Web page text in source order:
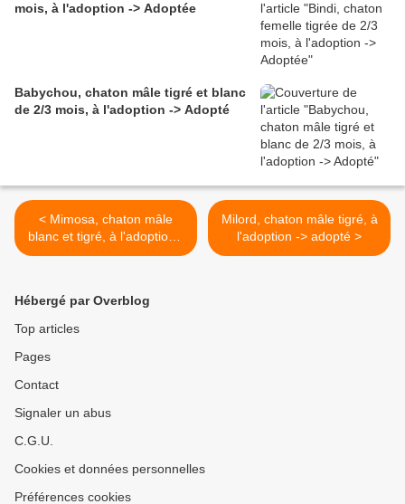
mois, à l'adoption -> Adoptée
Babychou, chaton mâle tigré et blanc
de 2/3 mois, à l'adoption -> Adopté
< Mimosa, chaton mâle
blanc et tigré, à l'adoption -
> adopté
Milord, chaton mâle tigré, à
l'adoption -> adopté >
Hébergé par Overblog
Top articles
Pages
Contact
Signaler un abus
C.G.U.
Cookies et données personnelles
Préférences cookies